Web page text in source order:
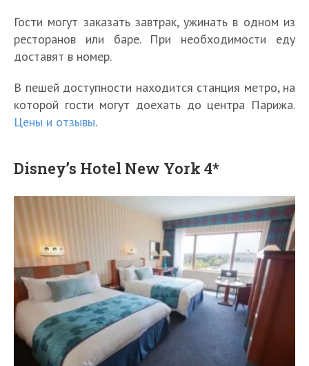
Гости могут заказать завтрак, ужинать в одном из
ресторанов или баре. При необходимости еду
доставят в номер.
В пешей доступности находится станция метро, на
которой гости могут доехать до центра Парижа.
Цены и отзывы.
Disney’s Hotel New York 4*